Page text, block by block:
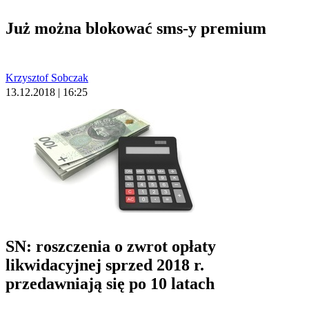
Już można blokować sms-y premium
Krzysztof Sobczak
13.12.2018 | 16:25
SN: roszczenia o zwrot opłaty
likwidacyjnej sprzed 2018 r.
przedawniają się po 10 latach